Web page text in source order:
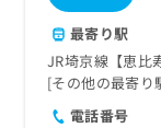
最寄り駅
JR埼京線【恵比
その他の最寄り
電話番号